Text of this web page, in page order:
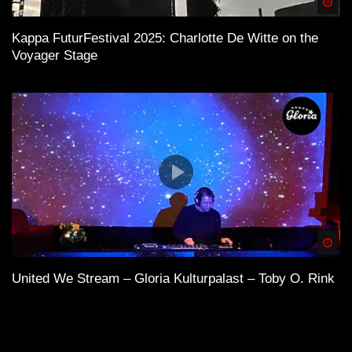
Kappa FuturFestival 2025: Charlotte De Witte on the
Voyager Stage
United We Stream – Gloria Kulturpalast – Toby O. Rink